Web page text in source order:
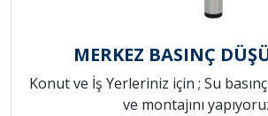
MERKEZ BASINÇ
Konut ve İş Yerleriniz için ; Su
ve montajını